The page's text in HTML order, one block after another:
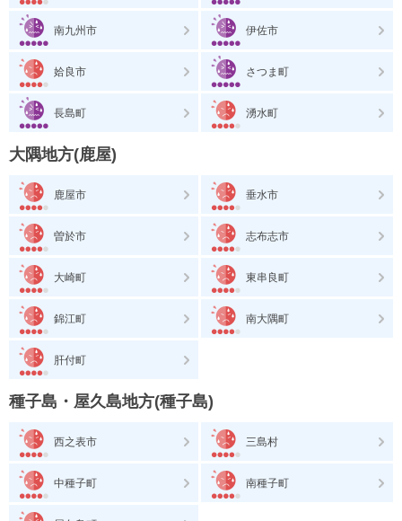
南九州市 伊佐市
姶良市 さつま町
長島町 湧水町
大隅地方(鹿屋)
鹿屋市 垂水市
曽於市 志布志市
大崎町 東串良町
錦江町 南大隅町
肝付町
種子島・屋久島地方(種子島)
西之表市 三島村
中種子町 南種子町